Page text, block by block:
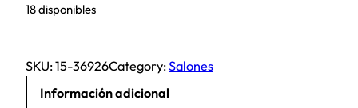
18 disponibles
SKU:15-36926Category:Salones
Información adicional